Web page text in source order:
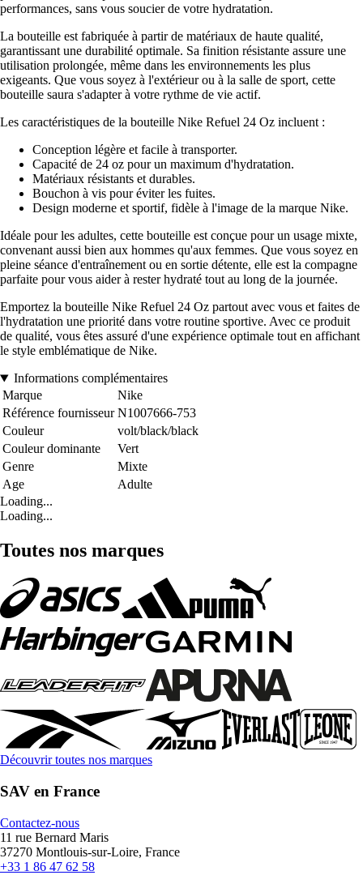
performances, sans vous soucier de votre hydratation.
La bouteille est fabriquée à partir de matériaux de haute qualité,
garantissant une durabilité optimale. Sa finition résistante assure une
utilisation prolongée, même dans les environnements les plus
exigeants. Que vous soyez à l'extérieur ou à la salle de sport, cette
bouteille saura s'adapter à votre rythme de vie actif.
Les caractéristiques de la bouteille Nike Refuel 24 Oz incluent :
Conception légère et facile à transporter.
Capacité de 24 oz pour un maximum d'hydratation.
Matériaux résistants et durables.
Bouchon à vis pour éviter les fuites.
Design moderne et sportif, fidèle à l'image de la marque Nike.
Idéale pour les adultes, cette bouteille est conçue pour un usage mixte,
convenant aussi bien aux hommes qu'aux femmes. Que vous soyez en
pleine séance d'entraînement ou en sortie détente, elle est la compagne
parfaite pour vous aider à rester hydraté tout au long de la journée.
Emportez la bouteille Nike Refuel 24 Oz partout avec vous et faites de
l'hydratation une priorité dans votre routine sportive. Avec ce produit
de qualité, vous êtes assuré d'une expérience optimale tout en affichant
le style emblématique de Nike.
Informations complémentaires
Marque
Nike
Référence fournisseur N1007666-753
Couleur
volt/black/black
Couleur dominante
Vert
Genre
Mixte
Age
Adulte
Loading...
Loading...
Toutes nos marques
Découvrir toutes nos marques
SAV en France
Contactez-nous
11 rue Bernard Maris
37270 Montlouis-sur-Loire, France
+33 1 86 47 62 58